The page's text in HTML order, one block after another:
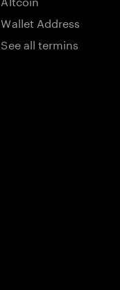
Wallet Address
See all termins